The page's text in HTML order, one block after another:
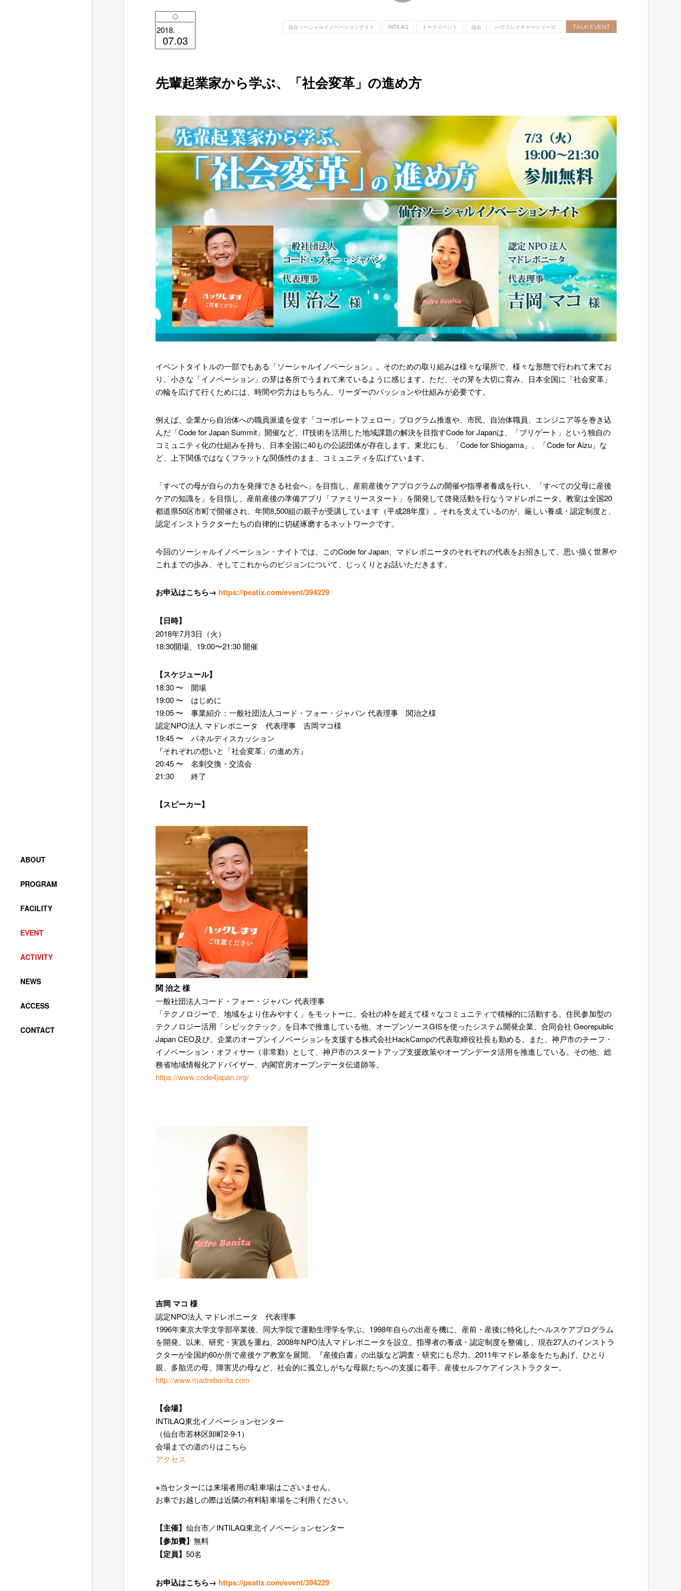
ABOUT
PROGRAM
FACILITY
EVENT
ACTIVITY
NEWS
ACCESS
CONTACT
仙台ソーシャルイノベーションナイト INTILAQ トークイベント 仙台 ハウスレクチャーシリーズ TALK EVENT
2018.
07.03
先輩起業家から学ぶ、「社会変革」の進め方
イベントタイトルの一部でもある「ソーシャルイノベーション」。そのための取り組みは様々な場所で、様々な形態で行われて来てお
り、小さな「イノベーション」の芽は各所でうまれて来ているように感じます。ただ、その芽を大切に育み、日本全国に「社会変革」
の輪を広げて行くためには、時間や労力はもちろん、リーダーのパッションや仕組みが必要です。
例えば、企業から自治体への職員派遣を促す「コーポレートフェロー」プログラム推進や、市民、自治体職員、エンジニア等を巻き込
んだ「Code for Japan Summit」開催など、IT技術を活用した地域課題の解決を目指すCode for Japanは、「ブリゲート」という独自の
コミュニティ化の仕組みを持ち、日本全国に40もの公認団体が存在します。東北にも、「Code for Shiogama」、「Code for Aizu」な
ど、上下関係ではなくフラットな関係性のまま、コミュニティを広げています。
「すべての母が自らの力を発揮できる社会へ」を目指し、産前産後ケアプログラムの開催や指導者養成を行い、「すべての父母に産後
ケアの知識を」を目指し、産前産後の準備アプリ「ファミリースタート」を開発して啓発活動を行なうマドレボニータ。教室は全国20
都道県50区市町で開催され、年間8,500組の親子が受講しています（平成28年度）。それを支えているのが、厳しい養成・認定制度と、
認定インストラクターたちの自律的に切磋琢磨するネットワークです。
今回のソーシャルイノベーション・ナイトでは、このCode for Japan、マドレボニータのそれぞれの代表をお招きして、思い描く世界や
これまでの歩み、そしてこれからのビジョンについて、じっくりとお話いただきます。
お申込はこちら→ https://peatix.com/event/394229
【日時】
2018年7月3日（火）
18:30開場、19:00〜21:30 開催
【スケジュール】
18:30 〜 開場
19:00 〜 はじめに
19:05 〜 事業紹介：一般社団法人コード・フォー・ジャパン 代表理事 関治之様
認定NPO法人 マドレボニータ 代表理事 吉岡マコ様
19:45 〜 パネルディスカッション
『それぞれの想いと「社会変革」の進め方』
20:45 〜 名刺交換・交流会
21:30 終了
【スピーカー】
関 治之 様
一般社団法人コード・フォー・ジャパン 代表理事
「テクノロジーで、地域をより住みやすく」をモットーに、会社の枠を超えて様々なコミュニティで積極的に活動する。住民参加型の
テクノロジー活用「シビックテック」を日本で推進している他、オープンソースGISを使ったシステム開発企業、合同会社 Georepublic
Japan CEO及び、企業のオープンイノベーションを支援する株式会社HackCampの代表取締役社長も勤める。また、神戸市のチーフ・
イノベーション・オフィサー（非常勤）として、神戸市のスタートアップ支援政策やオープンデータ活用を推進している。その他、総
務省地域情報化アドバイザー、内閣官房オープンデータ伝道師等。
https://www.code4japan.org/
吉岡 マコ 様
認定NPO法人 マドレボニータ 代表理事
1996年東京大学文学部卒業後、同大学院で運動生理学を学ぶ。1998年自らの出産を機に、産前・産後に特化したヘルスケアプログラム
を開発。以来、研究・実践を重ね、2008年NPO法人マドレボニータを設立。指導者の養成・認定制度を整備し、現在27人のインストラ
クターが全国約60か所で産後ケア教室を展開。『産後白書』の出版など調査・研究にも尽力。2011年マドレ基金をたちあげ、ひとり
親、多胎児の母、障害児の母など、社会的に孤立しがちな母親たちへの支援に着手。産後セルフケアインストラクター。
http://www.madrebonita.com
【会場】
INTILAQ東北イノベーションセンター
（仙台市若林区卸町2-9-1）
会場までの道のりはこちら
アクセス
※当センターには来場者用の駐車場はございません。
お車でお越しの際は近隣の有料駐車場をご利用ください。
【主催】 仙台市／INTILAQ東北イノベーションセンター
【参加費】 無料
【定員】 50名
お申込はこちら→ https://peatix.com/event/394229